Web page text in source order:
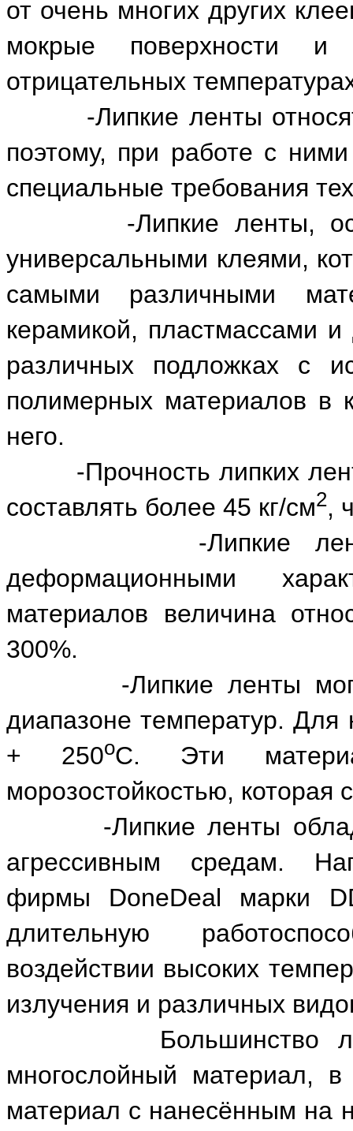
от очень многих других
мокрые поверхности
отрицательных
-Липкие ленты
поэтому, при работе с
специальные требования
-Липкие ленты,
универсальными клеями,
самыми различными
керамикой, пластмассами
различных подложках с
полимерных материалов в
него.
-Прочность липких
составлять более 45 кг/см2,
-Липкие ленты
деформационными
материалов величина
300%.
-Липкие ленты могут
диапазоне температур.
+ 250оС. Эти
морозостойкостью, которая
-Липкие ленты
агрессивным средам.
фирмы DoneDeal марки
длительную
воздействии высоких
излучения и различных
Большинство
многослойный материал, в
материал с нанесённым на